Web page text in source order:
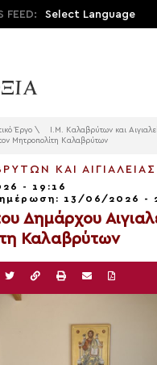
FEED: Select Language
Έργο \ Ι.Μ. Καλαβρύτων και
Μητροπολίτη Καλαβρύτων
ΚΑΙ ΑΙΓΙΑΛΕΊΑΣ
- 19:16
13/06/2026 -
Δημάρχου
Καλαβρύτων